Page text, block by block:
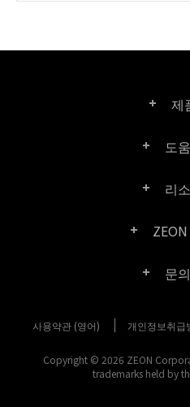
제
Right
도
리
제품/라이
SDK 리소스
이전 버전
회사
미디어
고객성
문
구매
고객
사용약관 (영어) 개인정보취급
Copyright © 2026 ZEON
trademarks held by